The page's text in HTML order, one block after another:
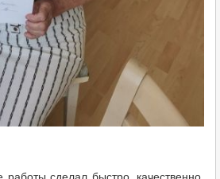
сделал быстро, качественно,